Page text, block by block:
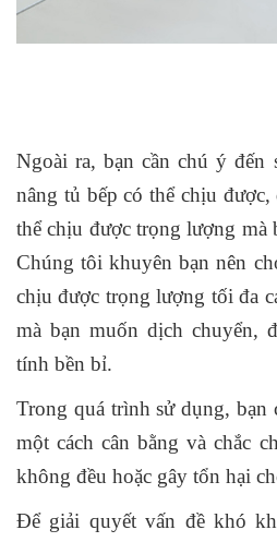
Ngoài ra, bạn cần chú ý đến
nâng tủ bếp có thể chịu được,
thể chịu được trọng lượng mà
Chúng tôi khuyên bạn nên
chịu được trọng lượng tối đa
mà bạn muốn dịch chuyển,
tính bền bỉ.
Trong quá trình sử dụng, bạn
một cách cân bằng và chắc
không đều hoặc gây tổn hại
Để giải quyết vấn đề khó